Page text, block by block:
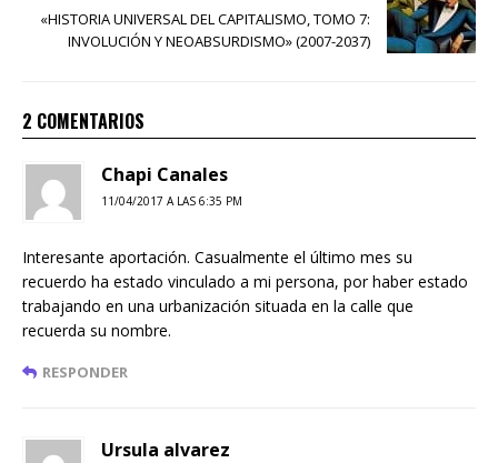
«HISTORIA UNIVERSAL DEL CAPITALISMO, TOMO 7:
INVOLUCIÓN Y NEOABSURDISMO» (2007-2037)
2 COMENTARIOS
Chapi Canales
11/04/2017 A LAS 6:35 PM
Interesante aportación. Casualmente el último mes su
recuerdo ha estado vinculado a mi persona, por haber estado
trabajando en una urbanización situada en la calle que
recuerda su nombre.
RESPONDER
Ursula alvarez